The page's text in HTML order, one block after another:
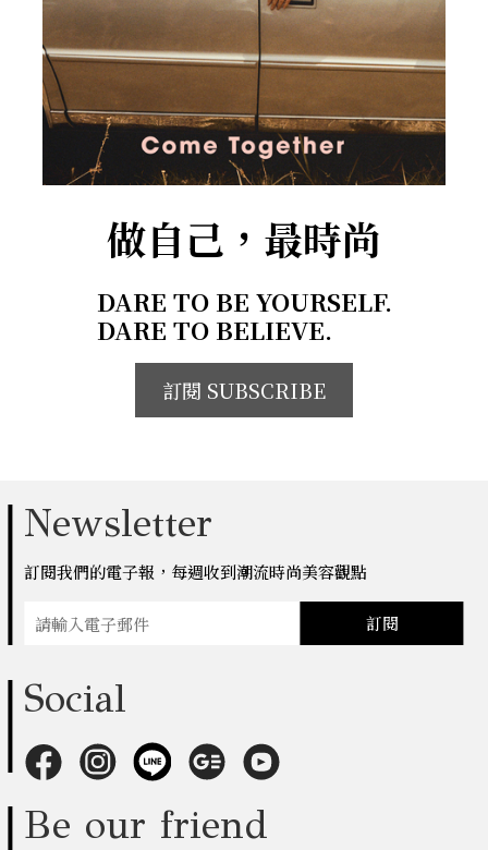
做自己，最時尚
DARE TO BE YOURSELF.
DARE TO BELIEVE.
訂閱 SUBSCRIBE
Newsletter
訂閱我們的電子報，每週收到潮流時尚美容觀點
訂閱
Social
Be our friend